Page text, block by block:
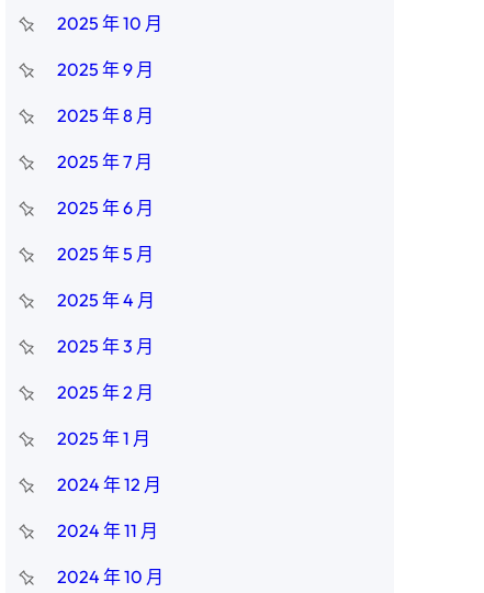
2025 年 10 月
2025 年 9 月
2025 年 8 月
2025 年 7 月
2025 年 6 月
2025 年 5 月
2025 年 4 月
2025 年 3 月
2025 年 2 月
2025 年 1 月
2024 年 12 月
2024 年 11 月
2024 年 10 月